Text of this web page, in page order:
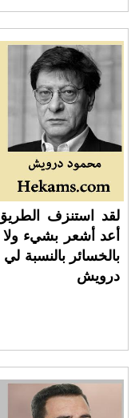
لقد استنزف
أعد أشعر بشيء ولا
بالخسائر
درويش